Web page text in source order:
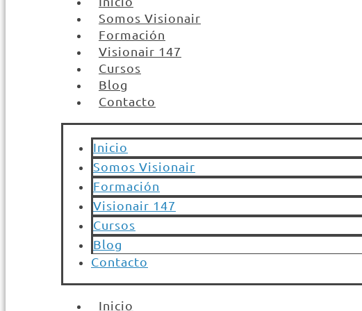
Somos Visionair
Formación
Visionair 147
Cursos
Blog
Contacto
Inicio
Somos Visionair
Formación
Visionair 147
Cursos
Blog
Contacto
Inicio